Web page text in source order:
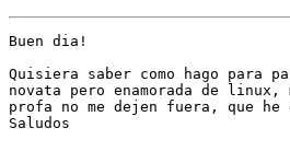
Buen dia!
Quisiera saber como hago
novata pero enamorada de
profa no me dejen fuera, que he
Saludos